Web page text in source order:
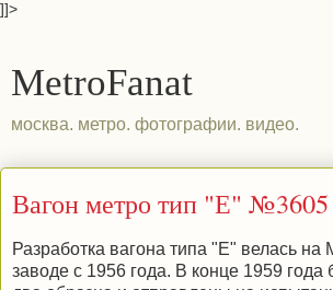
]]>
MetroFanat
москва. метро. фотографии. видео.
Вагон метро тип "Е" №3605
Разработка вагона типа "Е" велась
заводе с 1956 года. В конце 1959 года